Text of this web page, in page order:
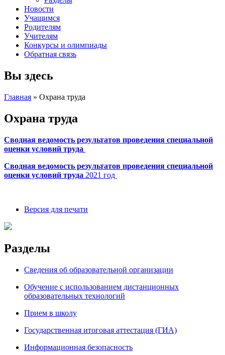
Новости
Учащимся
Родителям
Учителям
Конкурсы и олимпиады
Обратная связь
Вы здесь
Главная » Охрана труда
Охрана труда
Сводная ведомость результатов проведения специальной
оценки условий труда
Сводная ведомость результатов проведения специальной
оценки условий труда 2021 год
Версия для печати
Разделы
Сведения об образовательной организации
Обучение с использованием дистанционных
образовательных технологий
Прием в школу
Государственная итоговая аттестация (ГИА)
Информационная безопасность